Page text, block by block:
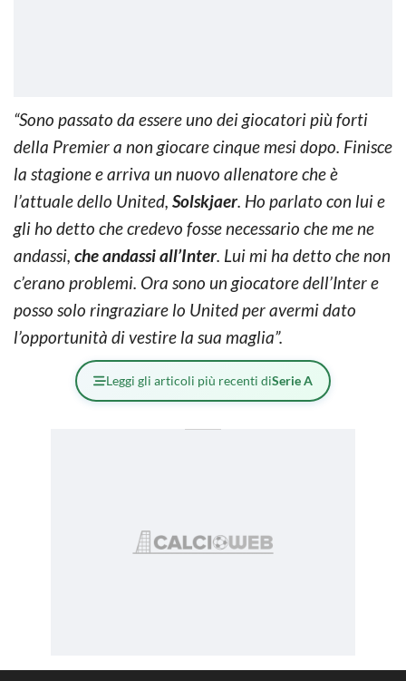
“Sono passato da essere uno dei giocatori più forti
della Premier a non giocare cinque mesi dopo. Finisce
la stagione e arriva un nuovo allenatore che è
l’attuale dello United, Solskjaer. Ho parlato con lui e
gli ho detto che credevo fosse necessario che me ne
andassi, che andassi all’Inter. Lui mi ha detto che non
c’erano problemi. Ora sono un giocatore dell’Inter e
posso solo ringraziare lo United per avermi dato
l’opportunità di vestire la sua maglia”.
Leggi gli articoli più recenti diSerie A